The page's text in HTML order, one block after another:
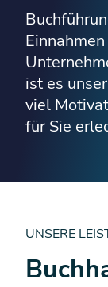
ist es
viel
für Sie
UNSERE